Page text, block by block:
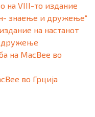
на VIII-то издание
знаење и дружење“
на настанот
дружење
на MacBee во
во Грција